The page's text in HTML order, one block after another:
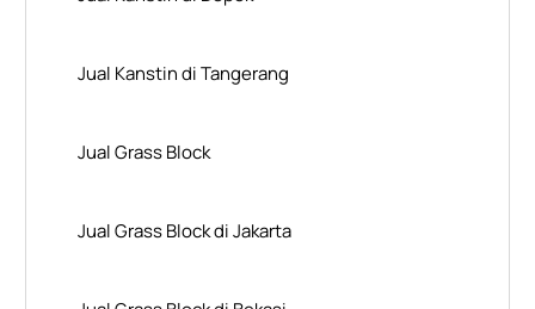
Jual Kanstin di Tangerang
Jual Grass Block
Jual Grass Block di Jakarta